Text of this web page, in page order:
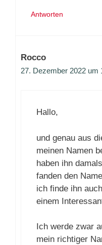
Antworten
Rocco
27. Dezember 2022 um
Hallo,
und genau aus
meinen Namen
haben ihn
fanden den
ich finde ihn
einem
Ich werde zwar
mein richtiger